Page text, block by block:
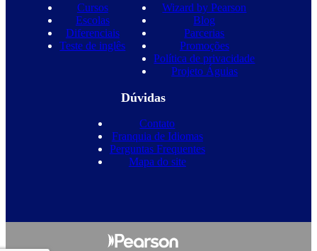
Cursos
Escolas
Diferenciais
Teste de inglês
Wizard by Pearson
Blog
Parcerias
Promoções
Política de privacidade
Projeto Águias
Dúvidas
Contato
Franquia de Idiomas
Perguntas Frequentes
Mapa do site